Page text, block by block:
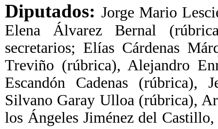
Diputados: Jorge Mario
Elena Álvarez Bernal
secretarios; Elías Cárdenas
Treviño (rúbrica), Alejandro
Escandón Cadenas (rúbrica),
Silvano Garay Ulloa (rúbrica),
los Ángeles Jiménez del